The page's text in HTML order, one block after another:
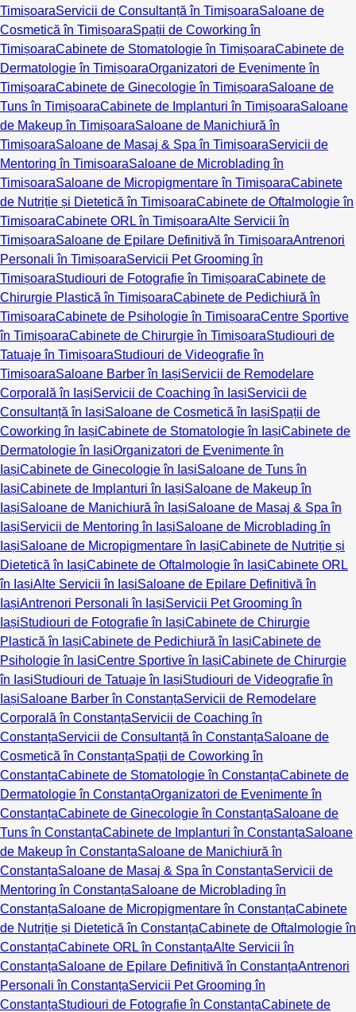
TimișoaraServicii de Consultanță în TimișoaraSaloane de
Cosmetică în TimișoaraSpații de Coworking în
TimișoaraCabinete de Stomatologie în TimișoaraCabinete de
Dermatologie în TimișoaraOrganizatori de Evenimente în
TimișoaraCabinete de Ginecologie în TimișoaraSaloane de
Tuns în TimișoaraCabinete de Implanturi în TimișoaraSaloane
de Makeup în TimișoaraSaloane de Manichiură în
TimișoaraSaloane de Masaj & Spa în TimișoaraServicii de
Mentoring în TimișoaraSaloane de Microblading în
TimișoaraSaloane de Micropigmentare în TimișoaraCabinete
de Nutriție și Dietetică în TimișoaraCabinete de Oftalmologie în
TimișoaraCabinete ORL în TimișoaraAlte Servicii în
TimișoaraSaloane de Epilare Definitivă în TimișoaraAntrenori
Personali în TimișoaraServicii Pet Grooming în
TimișoaraStudiouri de Fotografie în TimișoaraCabinete de
Chirurgie Plastică în TimișoaraCabinete de Pedichiură în
TimișoaraCabinete de Psihologie în TimișoaraCentre Sportive
în TimișoaraCabinete de Chirurgie în TimișoaraStudiouri de
Tatuaje în TimișoaraStudiouri de Videografie în
TimișoaraSaloane Barber în IașiServicii de Remodelare
Corporală în IașiServicii de Coaching în IașiServicii de
Consultanță în IașiSaloane de Cosmetică în IașiSpații de
Coworking în IașiCabinete de Stomatologie în IașiCabinete de
Dermatologie în IașiOrganizatori de Evenimente în
IașiCabinete de Ginecologie în IașiSaloane de Tuns în
IașiCabinete de Implanturi în IașiSaloane de Makeup în
IașiSaloane de Manichiură în IașiSaloane de Masaj & Spa în
IașiServicii de Mentoring în IașiSaloane de Microblading în
IașiSaloane de Micropigmentare în IașiCabinete de Nutriție și
Dietetică în IașiCabinete de Oftalmologie în IașiCabinete ORL
în IașiAlte Servicii în IașiSaloane de Epilare Definitivă în
IașiAntrenori Personali în IașiServicii Pet Grooming în
IașiStudiouri de Fotografie în IașiCabinete de Chirurgie
Plastică în IașiCabinete de Pedichiură în IașiCabinete de
Psihologie în IașiCentre Sportive în IașiCabinete de Chirurgie
în IașiStudiouri de Tatuaje în IașiStudiouri de Videografie în
IașiSaloane Barber în ConstanțaServicii de Remodelare
Corporală în ConstanțaServicii de Coaching în
ConstanțaServicii de Consultanță în ConstanțaSaloane de
Cosmetică în ConstanțaSpații de Coworking în
ConstanțaCabinete de Stomatologie în ConstanțaCabinete de
Dermatologie în ConstanțaOrganizatori de Evenimente în
ConstanțaCabinete de Ginecologie în ConstanțaSaloane de
Tuns în ConstanțaCabinete de Implanturi în ConstanțaSaloane
de Makeup în ConstanțaSaloane de Manichiură în
ConstanțaSaloane de Masaj & Spa în ConstanțaServicii de
Mentoring în ConstanțaSaloane de Microblading în
ConstanțaSaloane de Micropigmentare în ConstanțaCabinete
de Nutriție și Dietetică în ConstanțaCabinete de Oftalmologie în
ConstanțaCabinete ORL în ConstanțaAlte Servicii în
ConstanțaSaloane de Epilare Definitivă în ConstanțaAntrenori
Personali în ConstanțaServicii Pet Grooming în
ConstanțaStudiouri de Fotografie în ConstanțaCabinete de